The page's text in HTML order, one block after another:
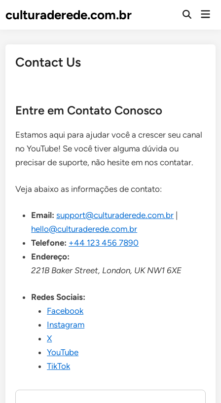
toculturaderede.com.br
Open
Contact Us
Entre em Contato Conosco
Estamos aqui para ajudar você a crescer seu canal
no YouTube! Se você tiver alguma dúvida ou
precisar de suporte, não hesite em nos contatar.
Veja abaixo as informações de contato:
Email: support@culturaderede.com.br
hello@culturaderede.com.br
Telefone: +44 123 456 7890
Endereço:
221B Baker Street, London, UK NW1 6XE
Redes Sociais:
Facebook
Instagram
X
YouTube
TikTok